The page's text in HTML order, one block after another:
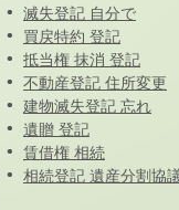
滅失登記 自分で
買戻特約 登記
抵当権 抹消 登記
不動産登記 住所変更
建物滅失登記 忘れ
遺贈 登記
賃借権 相続
相続登記 遺産分割協